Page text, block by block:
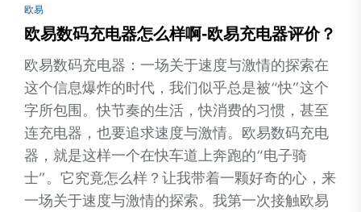
欧易
欧易数码充电器怎么样啊-欧易充电器评价？
欧易数码充电器：一场关于速度与激情的探索在
这个信息爆炸的时代，我们似乎总是被“快”这个
字所包围。快节奏的生活，快消费的习惯，甚至
连充电器，也要追求速度与激情。欧易数码充电
器，就是这样一个在快车道上奔跑的“电子骑
士”。它究竟怎么样？让我带着一颗好奇的心，来
一场关于速度与激情的探索。我第一次接触欧易